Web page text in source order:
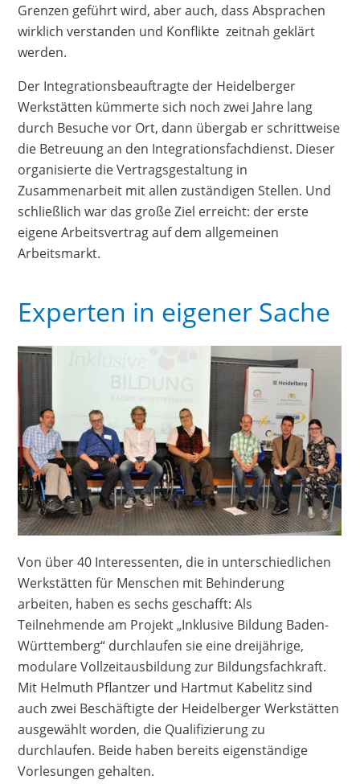
Grenzen geführt wird, aber auch, dass Absprachen
wirklich verstanden und Konflikte zeitnah geklärt
werden.
Der Integrationsbeauftragte der Heidelberger
Werkstätten kümmerte sich noch zwei Jahre lang
durch Besuche vor Ort, dann übergab er schrittweise
die Betreuung an den Integrationsfachdienst. Dieser
organisierte die Vertragsgestaltung in
Zusammenarbeit mit allen zuständigen Stellen. Und
schließlich war das große Ziel erreicht: der erste
eigene Arbeitsvertrag auf dem allgemeinen
Arbeitsmarkt.
Experten in eigener Sache
Von über 40 Interessenten, die in unterschiedlichen
Werkstätten für Menschen mit Behinderung
arbeiten, haben es sechs geschafft: Als
Teilnehmende am Projekt „Inklusive Bildung Baden-
Württemberg“ durchlaufen sie eine dreijährige,
modulare Vollzeitausbildung zur Bildungsfachkraft.
Mit Helmuth Pflantzer und Hartmut Kabelitz sind
auch zwei Beschäftigte der Heidelberger Werkstätten
ausgewählt worden, die Qualifizierung zu
durchlaufen. Beide haben bereits eigenständige
Vorlesungen gehalten.